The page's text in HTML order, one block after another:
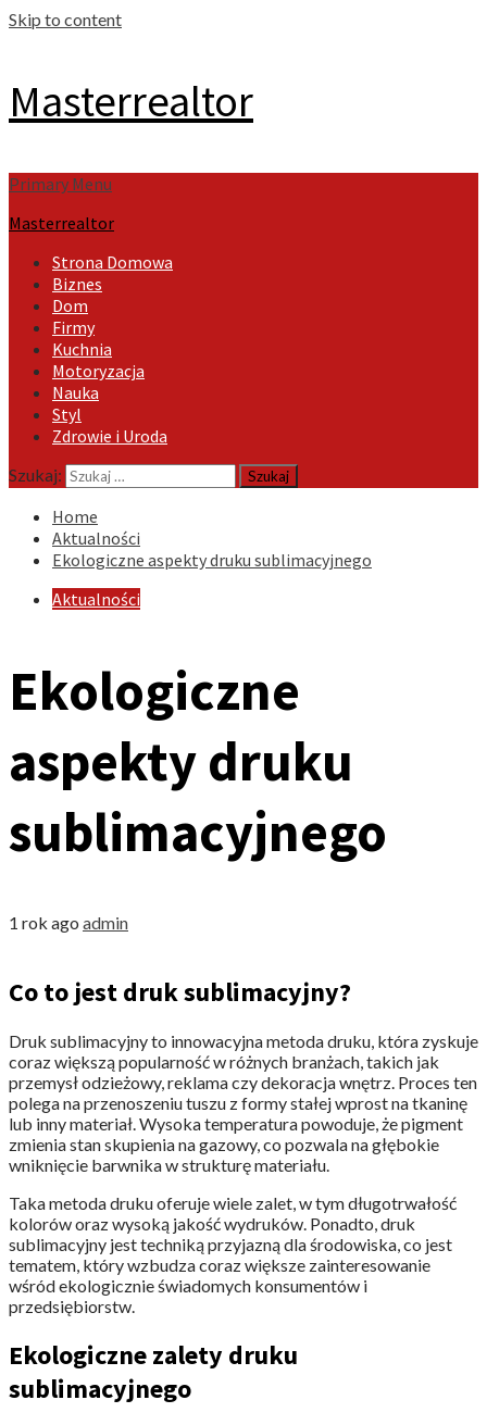
Skip to content
Masterrealtor
Primary Menu
Masterrealtor
Strona Domowa
Biznes
Dom
Firmy
Kuchnia
Motoryzacja
Nauka
Styl
Zdrowie i Uroda
Szukaj:
Home
Aktualności
Ekologiczne aspekty druku sublimacyjnego
Aktualności
Ekologiczne
aspekty druku
sublimacyjnego
1 rok ago admin
Co to jest druk sublimacyjny?
Druk sublimacyjny to innowacyjna metoda druku, która zyskuje
coraz większą popularność w różnych branżach, takich jak
przemysł odzieżowy, reklama czy dekoracja wnętrz. Proces ten
polega na przenoszeniu tuszu z formy stałej wprost na tkaninę
lub inny materiał. Wysoka temperatura powoduje, że pigment
zmienia stan skupienia na gazowy, co pozwala na głębokie
wniknięcie barwnika w strukturę materiału.
Taka metoda druku oferuje wiele zalet, w tym długotrwałość
kolorów oraz wysoką jakość wydruków. Ponadto, druk
sublimacyjny jest techniką przyjazną dla środowiska, co jest
tematem, który wzbudza coraz większe zainteresowanie
wśród ekologicznie świadomych konsumentów i
przedsiębiorstw.
Ekologiczne zalety druku
sublimacyjnego